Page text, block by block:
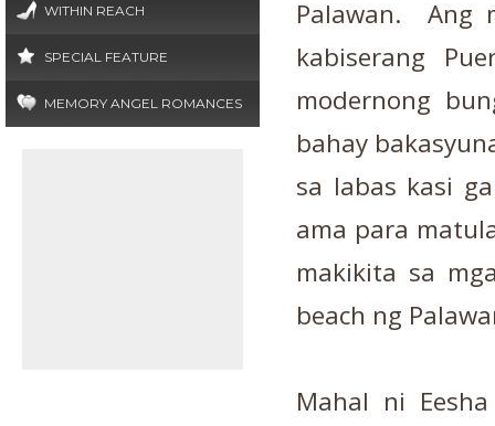
WITHIN REACH
SPECIAL FEATURE
MEMORY ANGEL ROMANCES
Palawan. Ang
kabiserang
modernong
bahay
sa labas kasi
ama para
makikita sa
beach ng
Mahal ni